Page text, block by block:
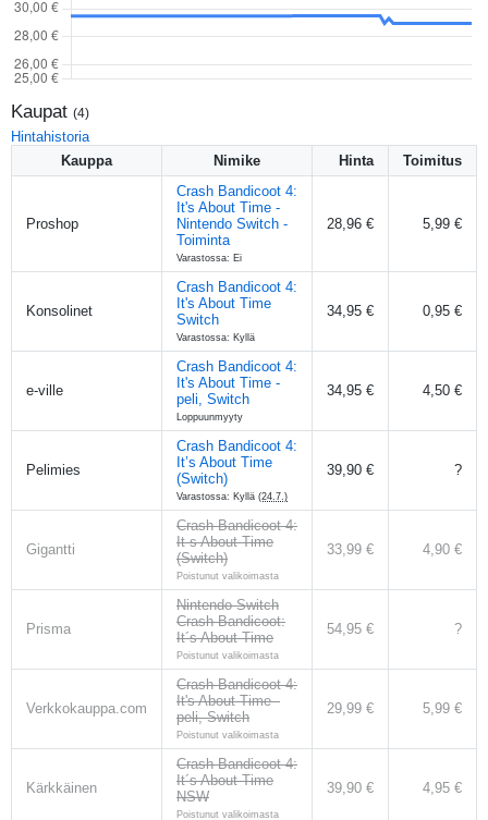
Kaupat (4)
Hintahistoria
Kauppa
Nimike Hinta Toimitus
Proshop
Crash Bandicoot 4:
It's About Time -
Nintendo Switch -
Toiminta
Varastossa: Ei
28,96 € 5,99 €
Konsolinet
Crash Bandicoot 4:
It's About Time
Switch
Varastossa: Kyllä
34,95 € 0,95 €
e-ville
Crash Bandicoot 4:
It's About Time -
peli, Switch
Loppuunmyyty
34,95 € 4,50 €
Pelimies
Crash Bandicoot 4:
It’s About Time
(Switch)
Varastossa: Kyllä (24.7.)
39,90 € ?
Gigantti
Crash Bandicoot 4:
It s About Time
(Switch)
Poistunut valikoimasta
33,99 € 4,90 €
Prisma
Nintendo Switch
Crash Bandicoot:
It´s About Time
Poistunut valikoimasta
54,95 € ?
Verkkokauppa.com
Crash Bandicoot 4:
It's About Time -
peli, Switch
Poistunut valikoimasta
29,99 € 5,99 €
Kärkkäinen
Crash Bandicoot 4:
It´s About Time
NSW
Poistunut valikoimasta
39,90 € 4,95 €